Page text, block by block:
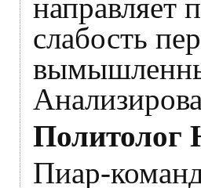
направляет
слабость
Пиар-